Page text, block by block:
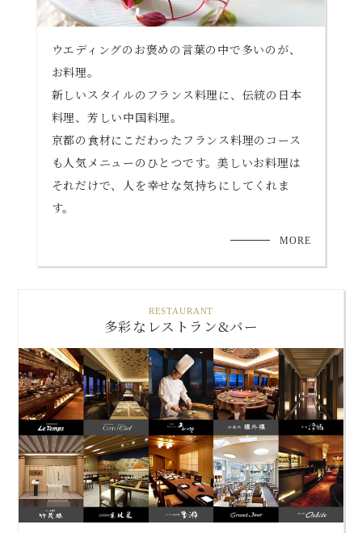
ウエディングのお褒めの言葉の中で多いのが、
お料理。
新しいスタイルのフランス料理に、伝統の日本
料理、芳しい中国料理。
京都の食材にこだわったフランス料理のコース
も人気メニューのひとつです。美しいお料理は
それだけで、人を幸せな気持ちにしてくれま
す。
MORE
RESTAURANT
多彩なレストラン&バー